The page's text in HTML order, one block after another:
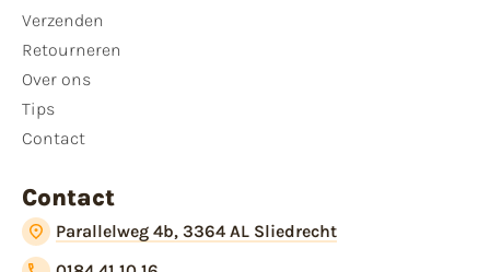
Verzenden
Retourneren
Over ons
Tips
Contact
Contact
Parallelweg 4b, 3364 AL Sliedrecht